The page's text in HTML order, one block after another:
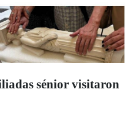
sénior visitaron